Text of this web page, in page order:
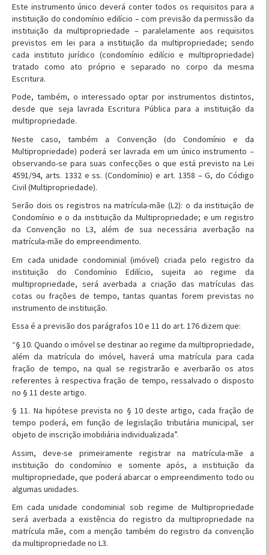
Este instrumento único deverá conter todos os requisitos para a
instituição do condomínio edilício – com previsão da permissão da
instituição da multipropriedade – paralelamente aos requisitos
previstos em lei para a instituição da multipropriedade; sendo
cada instituto jurídico (condomínio edilício e multipropriedade)
tratado como ato próprio e separado no corpo da mesma
Escritura.
Pode, também, o interessado optar por instrumentos distintos,
desde que seja lavrada Escritura Pública para a instituição da
multipropriedade.
Neste caso, também a Convenção (do Condomínio e da
Multipropriedade) poderá ser lavrada em um único instrumento –
observando-se para suas confecções o que está previsto na Lei
4591/94, arts. 1332 e ss. (Condomínio) e art. 1358 – G, do Código
Civil (Multipropriedade).
Serão dois os registros na matrícula-mãe (L2): o da instituição de
Condomínio e o da instituição da Multipropriedade; e um registro
da Convenção no L3, além de sua necessária averbação na
matrícula-mãe do empreendimento.
Em cada unidade condominial (imóvel) criada pelo registro da
instituição do Condomínio Edilício, sujeita ao regime da
multipropriedade, será averbada a criação das matrículas das
cotas ou frações de tempo, tantas quantas forem previstas no
instrumento de instituição.
Essa é a previsão dos parágrafos 10 e 11 do art. 176 dizem que:
“§ 10. Quando o imóvel se destinar ao regime da multipropriedade,
além da matrícula do imóvel, haverá uma matrícula para cada
fração de tempo, na qual se registrarão e averbarão os atos
referentes à respectiva fração de tempo, ressalvado o disposto
no § 11 deste artigo.
§ 11. Na hipótese prevista no § 10 deste artigo, cada fração de
tempo poderá, em função de legislação tributária municipal, ser
objeto de inscrição imobiliária individualizada”.
Assim, deve-se primeiramente registrar na matrícula-mãe a
instituição do condomínio e somente após, a instituição da
multipropriedade, que poderá abarcar o empreendimento todo ou
algumas unidades.
Em cada unidade condominial sob regime de Multipropriedade
será averbada a existência do registro da multipropriedade na
matrícula mãe, com a menção também do registro da convenção
da multipropriedade no L3.